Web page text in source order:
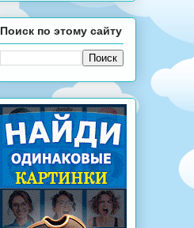
Поиск по этому сайту